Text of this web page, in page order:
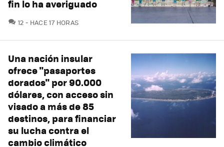
fin lo ha averiguado
12 COMENTARIOS
HACE 17 HORAS
Una nación insular
ofrece "pasaportes
dorados" por 90.000
dólares, con acceso sin
visado a más de 85
destinos, para financiar
su lucha contra el
cambio climático